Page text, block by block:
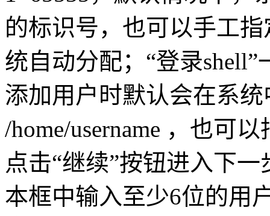
的标识号，也可以手工
统自动分配；“登录
添加用户时默认会在系
/home/username ，也可
点击“继续”按钮进入下
本框中输入至少6位的用